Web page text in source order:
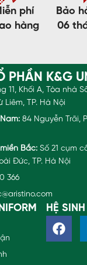
phí
hàng
Bảo
06
PHẦN K&G
11, Khối A, Tòa nhà
Liêm, TP. Hà Nội
84 Nguyễn Trãi,
Bắc: Số 21 cụm
Đức, TP. Hà Nội
366
HỆ